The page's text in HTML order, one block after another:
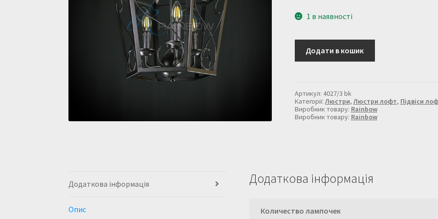
1 в наявності
металу
кольорі
4027/3
BK
кількість
Додати в кошик
Артикул: 4027/3 bk
Категорії: Люстри, Люстри лофт, Підвіси
Виробник товару: Rainbow
Виробник товару: Rainbow
Додаткова інформація
Опис
Додаткова інформація
Количество лампочек